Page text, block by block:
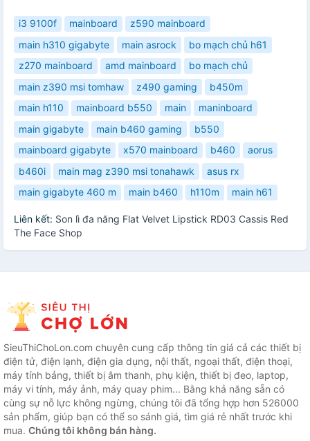
i3 9100f mainboard
z590 mainboard
main h310 gigabyte
main asrock
bo mạch chủ h61
z270 mainboard
amd mainboard
bo mạch chủ
main z390 msi tomhaw
z490 gaming
b450m
main h110
mainboard b550 main
maninboard
main gigabyte
main b460 gaming
b550
mainboard gigabyte
x570 mainboard b460
aorus
b460i
main mag z390 msi tonahawk
asus rx
main gigabyte 460 m
main b460 h110m main h61
Liên kết: Son lì đa năng Flat Velvet Lipstick RD03 Cassis Red
The Face Shop
SieuThiChoLon.com chuyên cung cấp thông tin giá cả các thiết bị
điện tử, điện lạnh, điện gia dụng, nội thất, ngoại thất, điện thoại,
máy tính bảng, thiết bị âm thanh, phụ kiện, thiết bị đeo, laptop,
máy vi tính, máy ảnh, máy quay phim... Bằng khả năng sẵn có
cùng sự nỗ lực không ngừng, chúng tôi đã tổng hợp hơn 526000
sản phẩm, giúp bạn có thể so sánh giá, tìm giá rẻ nhất trước khi
mua. Chúng tôi không bán hàng.